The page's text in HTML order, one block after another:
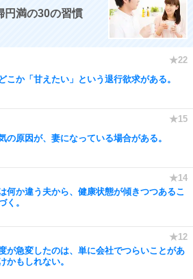
円満の30の習慣
こか「甘えたい」という退行欲求がある。
の原因が、妻になっている場合がある。
何か違う夫から、健康状態が傾きつつあるこ
く。
が急変したのは、単に会社でつらいことがあ
かもしれない。